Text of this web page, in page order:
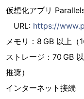
仮想化アプリ
URL: https://
メモリ：8 GB 以上（
ストレージ：70 GB
推奨）
インターネット接続